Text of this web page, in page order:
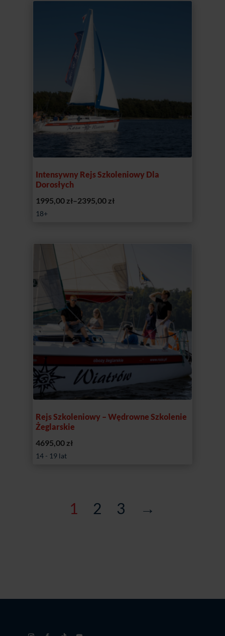
Intensywny Rejs Szkoleniowy Dla
Dorosłych
1995,00 zł–2395,00 złZakres
2395,00 zł
18+
Rejs Szkoleniowy – Wędrowne Szkolenie
Żeglarskie
4695,00 zł
14 - 19 lat
1 2 3 →